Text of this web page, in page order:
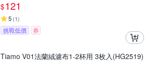
$121
5 (1)
挑戰低價 券
Tiamo V01法蘭絨濾布1-2杯用 3枚入(HG2519)